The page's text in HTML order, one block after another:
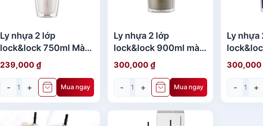
Ly nhựa 2 lớp
lock&lock 750ml Màu
hồng HAP509PIK
239,000 ₫
- + Mua ngay
Ly nhựa 2 lớp
lock&lock 900ml màu
be HAP502BEG
300,000 ₫
- + Mua ngay
Ly nhựa
Navy
300,000
- +